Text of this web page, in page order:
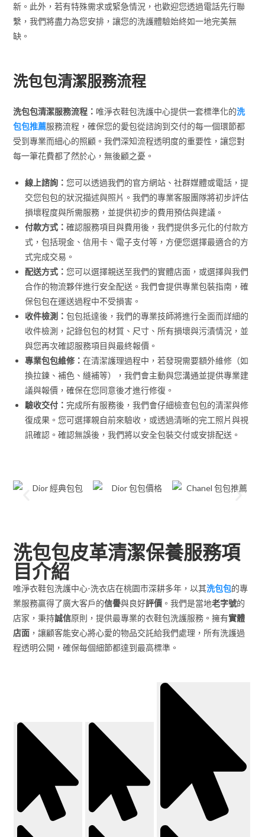
新。此外，若有特殊需求或緊急情況，也歡迎您透過電話先行聯
繫，我們將盡力為您安排，讓您的洗護體驗始終如一地完美無
缺。
洗包包清潔服務流程
洗包包清潔服務流程： 唯淨衣鞋包洗護中心提供一套標準化的洗
包包推薦服務流程，確保您的愛包從諮詢到交付的每一個環節都
受到專業而細心的照顧。我們深知流程透明度的重要性，讓您對
每一筆花費都了然於心，無後顧之憂。
線上諮詢：您可以透過我們的官方網站、社群媒體或電話，提
交您包包的狀況描述與照片。我們的專業客服團隊將初步評估
損壞程度與所需服務，並提供初步的費用預估與建議。
付款方式：確認服務項目與費用後，我們提供多元化的付款方
式，包括現金、信用卡、電子支付等，方便您選擇最適合的方
式完成交易。
配送方式：您可以選擇親送至我們的實體店面，或選擇與我們
合作的物流夥伴進行安全配送。我們會提供專業包裝指南，確
保包包在運送過程中不受損害。
收件檢測：包包抵達後，我們的專業技師將進行全面而詳細的
收件檢測，記錄包包的材質、尺寸、所有損壞與污漬情況，並
與您再次確認服務項目與最終報價。
專業包包維修：在清潔護理過程中，若發現需要額外維修（如
換拉鍊、補色、縫補等），我們會主動與您溝通並提供專業建
議與報價，確保在您同意後才進行修復。
驗收交付：完成所有服務後，我們會仔細檢查包包的清潔與修
復成果。您可選擇親自前來驗收，或透過清晰的完工照片與視
訊確認。確認無誤後，我們將以安全包裝交付或安排配送。
洗包包皮革清潔保養服務項
目介紹
唯淨衣鞋包洗護中心-洗衣店在桃園市深耕多年，以其洗包包的專
業服務贏得了廣大客戶的信譽與良好評價 。我們是當地老字號的
店家，秉持誠信原則，提供最專業的衣鞋包洗護服務。擁有實體
店面 ，讓顧客能安心將心愛的物品交託給我們處理，所有洗護過
程透明公開，確保每個細節都達到最高標準。